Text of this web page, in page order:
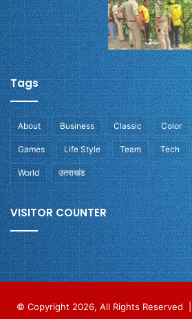
Tags
About Business Classic Color
Games Life Style Team Tech
World उतराखंड
VISITOR COUNTER
© Copyright 2026, All Rights Reserved |